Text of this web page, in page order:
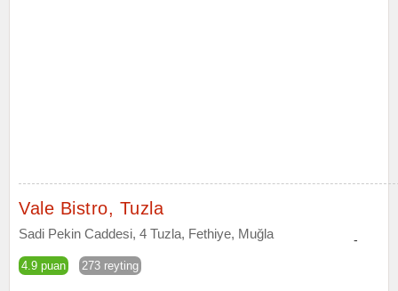
Vale Bistro, Tuzla
Sadi Pekin Caddesi, 4 Tuzla, Fethiye, Muğla
4.9 puan 273 reyting
-